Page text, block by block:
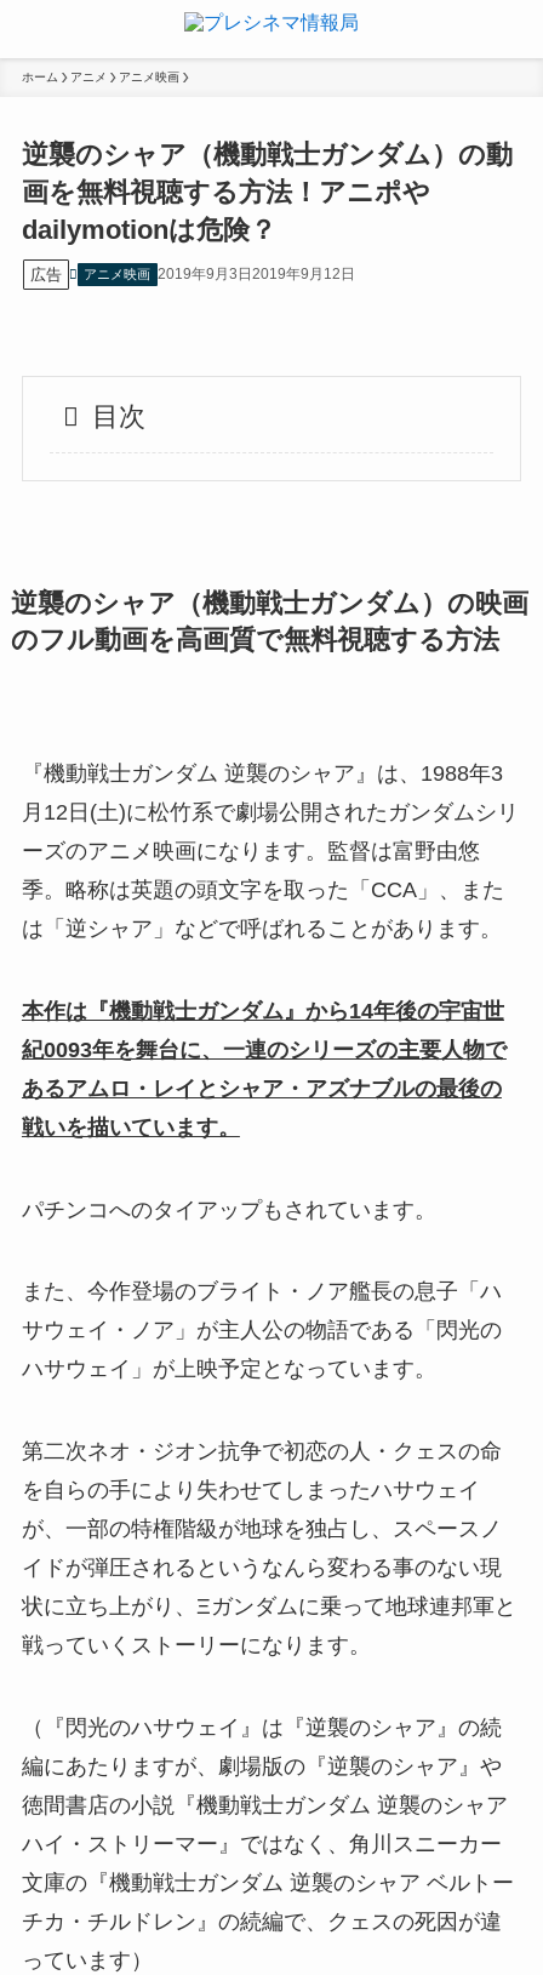
ホーム アニメ アニメ映画
逆襲のシャア（機動戦士ガンダム）の動
画を無料視聴する方法！アニポや
dailymotionは危険？
広告 アニメ映画 2019年9月3日2019年9月12日
目次
逆襲のシャア（機動戦士ガンダム）の映画
のフル動画を高画質で無料視聴する方法
『機動戦士ガンダム 逆襲のシャア』は、1988年3
月12日(土)に松竹系で劇場公開されたガンダムシリ
ーズのアニメ映画になります。監督は富野由悠
季。略称は英題の頭文字を取った「CCA」、また
は「逆シャア」などで呼ばれることがあります。
本作は『機動戦士ガンダム』から14年後の宇宙世
紀0093年を舞台に、一連のシリーズの主要人物で
あるアムロ・レイとシャア・アズナブルの最後の
戦いを描いています。
パチンコへのタイアップもされています。
また、今作登場のブライト・ノア艦長の息子「ハ
サウェイ・ノア」が主人公の物語である「閃光の
ハサウェイ」が上映予定となっています。
第二次ネオ・ジオン抗争で初恋の人・クェスの命
を自らの手により失わせてしまったハサウェイ
が、一部の特権階級が地球を独占し、スペースノ
イドが弾圧されるというなんら変わる事のない現
状に立ち上がり、Ξガンダムに乗って地球連邦軍と
戦っていくストーリーになります。
（『閃光のハサウェイ』は『逆襲のシャア』の続
編にあたりますが、劇場版の『逆襲のシャア』や
徳間書店の小説『機動戦士ガンダム 逆襲のシャア
ハイ・ストリーマー』ではなく、角川スニーカー
文庫の『機動戦士ガンダム 逆襲のシャア ベルトー
チカ・チルドレン』の続編で、クェスの死因が違
っています）